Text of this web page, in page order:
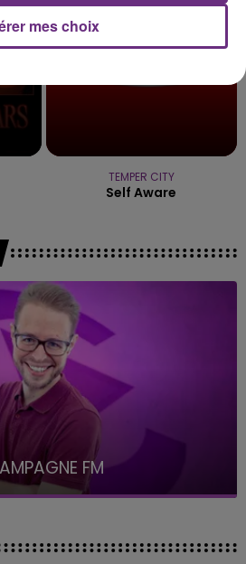
TEMPER CITY
Self Aware
FM
mes choix